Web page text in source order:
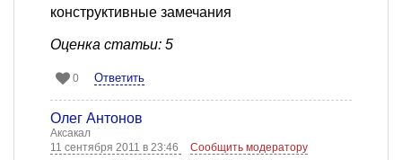
конструктивные замечания
Оценка статьи: 5
0 Ответить
Олег Антонов
Аксакал
11 сентября 2011 в 23:46
Сообщить модератору